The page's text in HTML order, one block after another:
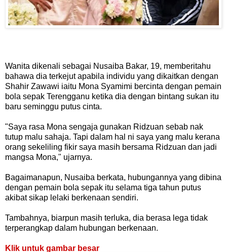
Wanita dikenali sebagai Nusaiba Bakar, 19, memberitahu
bahawa dia terkejut apabila individu yang dikaitkan dengan
Shahir Zawawi iaitu Mona Syamimi bercinta dengan pemain
bola sepak Terengganu ketika dia dengan bintang sukan itu
baru seminggu putus cinta.
"Saya rasa Mona sengaja gunakan Ridzuan sebab nak
tutup malu sahaja. Tapi dalam hal ni saya yang malu kerana
orang sekeliling fikir saya masih bersama Ridzuan dan jadi
mangsa Mona," ujarnya.
Bagaimanapun, Nusaiba berkata, hubungannya yang dibina
dengan pemain bola sepak itu selama tiga tahun putus
akibat sikap lelaki berkenaan sendiri.
Tambahnya, biarpun masih terluka, dia berasa lega tidak
terperangkap dalam hubungan berkenaan.
Klik untuk gambar besar